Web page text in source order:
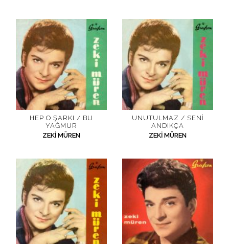
HEP O ŞARKI / BU
YAĞMUR
ZEKI MÜREN
UNUTULMAZ / SENI
ANDIKÇA
ZEKI MÜREN